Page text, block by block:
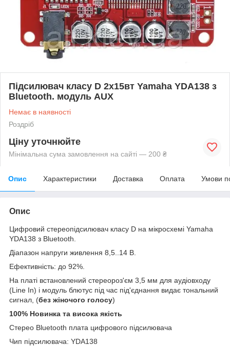
Підсилювач класу D 2х15вт Yamaha YDA138 з
Bluetooth. модуль AUX
Немає в наявності
Роздріб
Ціну уточнюйте
Мінімальна сума замовлення на сайті — 200 ₴
Опис Характеристики Доставка Оплата Умови
Опис
Цифровий стереопідсилювач класу D на мікросхемі Yamaha
YDA138 з Bluetooth.
Діапазон напруги живлення 8,5..14 В.
Ефективність: до 92%.
На платі встановлений стереороз'єм 3,5 мм для аудіовходу
(Line In) і модуль блютус під час під'єднання видає тональний
сигнал, (без жіночого голосу)
100% Новинка та висока якість
Стерео Bluetooth плата цифрового підсилювача
Чип підсилювача: YDA138